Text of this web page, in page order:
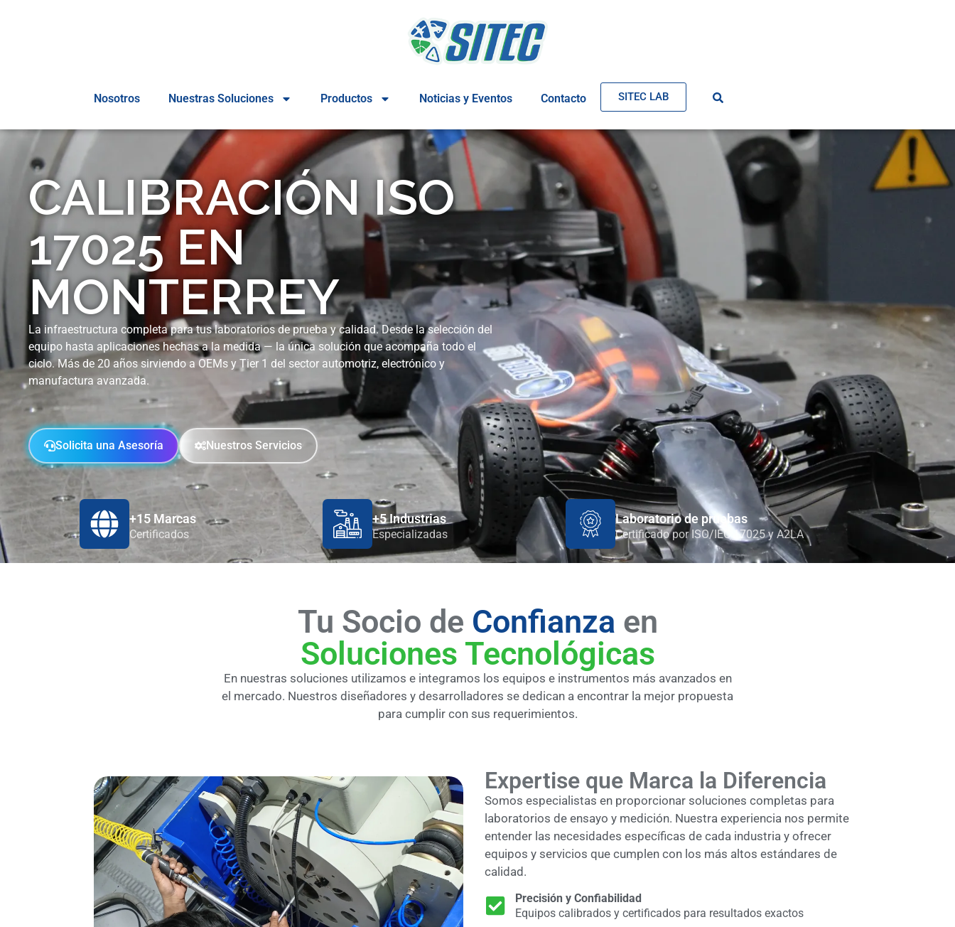
Nosotros Nuestras Soluciones Productos Noticias y Eventos Contacto SITEC LAB
CALIBRACIÓN ISO
17025 EN
MONTERREY
La infraestructura completa para tus laboratorios de prueba y calidad. Desde la selección del
equipo hasta aplicaciones hechas a la medida — la única solución que acompaña todo el
ciclo. Más de 20 años sirviendo a OEMs y Tier 1 del sector automotriz, electrónico y
manufactura avanzada.
Solicita una Asesoría Nuestros Servicios
+15 Marcas
Certificados
+5 Industrias
Especializadas
Laboratorio de pruebas
Certificado por ISO/IEC 17025 y A2LA
Tu Socio de Confianza en
Soluciones Tecnológicas
En nuestras soluciones utilizamos e integramos los equipos e instrumentos más avanzados en
el mercado. Nuestros diseñadores y desarrolladores se dedican a encontrar la mejor propuesta
para cumplir con sus requerimientos.
Expertise que Marca la Diferencia
Somos especialistas en proporcionar soluciones completas para
laboratorios de ensayo y medición. Nuestra experiencia nos permite
entender las necesidades específicas de cada industria y ofrecer
equipos y servicios que cumplen con los más altos estándares de
calidad.
Precisión y Confiabilidad
Equipos calibrados y certificados para resultados exactos